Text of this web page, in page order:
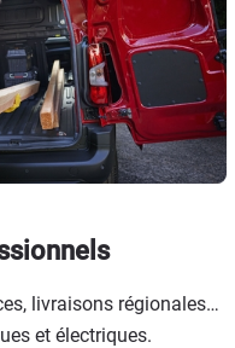
livraisons régionales…
et électriques.